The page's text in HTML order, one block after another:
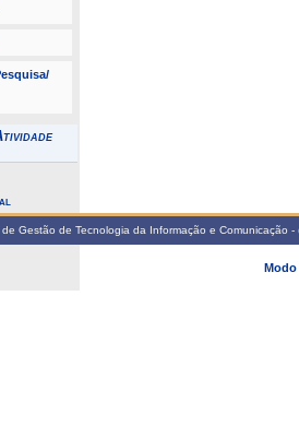
de Gestão de Tecnologia da Informação e
Modo